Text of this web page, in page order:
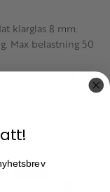
klarglas 8 mm.
Max belastning 50
Hexagon guld, 45
20